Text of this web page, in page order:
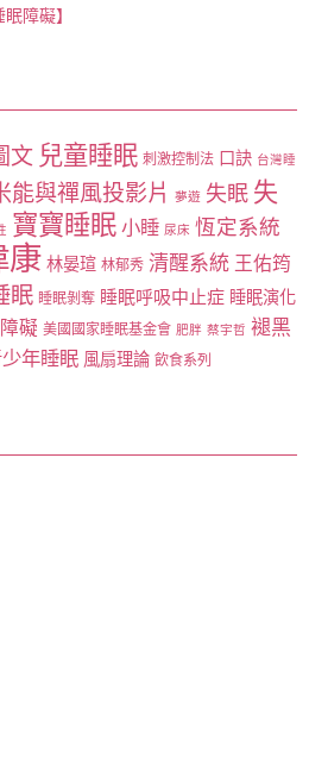
障礙】
文 兒童睡眠 刺激控制法 口訣 台灣睡
能與禪風投影片 夢遊 失眠 失
寶寶睡眠小睡 尿床 恆定系統
康 林晏瑄 林郁秀 清醒系統 王佑筠
眠 睡眠剝奪 睡眠呼吸中止症 睡眠演化
礙 美國國家睡眠基金會 肥胖 蔡宇哲 褪黑
年睡眠 風扇理論 飲食系列